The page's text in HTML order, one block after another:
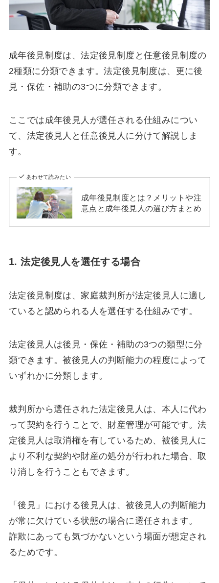
成年後見制度は、法定後見制度と任意後見制度の
2種類に分類できます。法定後見制度は、更に後
見・保佐・補助の3つに分類できます。
ここでは成年後見人が選任される仕組みについ
て、法定後見人と任意後見人に分けて解説しま
す。
あわせて読みたい
成年後見制度とは？メリットや注
意点と成年後見人の選び方まとめ
1. 法定後見人を選任する場合
法定後見制度は、家庭裁判所が法定後見人に適し
ていると認められる人を選任する仕組みです。
法定後見人は後見・保佐・補助の3つの類型に分
類できます。被後見人の判断能力の程度によって
いずれかに分類します。
裁判所から選任された法定後見人は、本人に代わ
って契約を行うことで、財産管理が可能です。法
定後見人は取消権を有しているため、被後見人に
より不利な契約や財産の処分が行われた場合、取
り消しを行うこともできます。
「後見」における後見人は、被後見人の判断能力
が常に欠けている状態の場合に選任されます。
詐欺にあっても気づかないという場面が想定され
るためです。